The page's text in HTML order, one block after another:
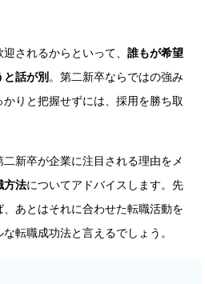
されるからといって、 誰もが希望
話が別 。第二新卒ならではの強み
りと把握せずには、採用を勝ち取
新卒が企業に注目される理由をメ
方法についてアドバイスします。先
あとはそれに合わせた転職活動を
転職成功法と言えるでしょう。